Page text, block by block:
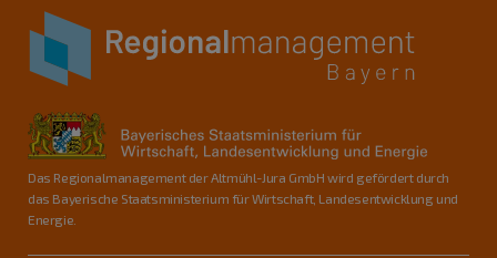
Das Regionalmanagement der Altmühl-Jura GmbH wird gefördert durch
das Bayerische Staatsministerium für Wirtschaft, Landesentwicklung und
Energie.